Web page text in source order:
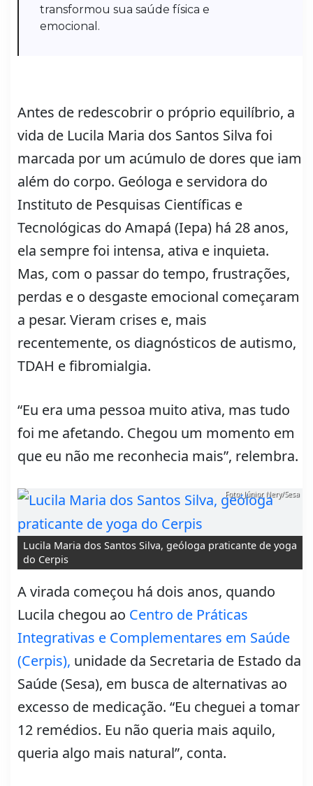
transformou sua saúde física e
emocional.
Antes de redescobrir o próprio equilíbrio, a
vida de Lucila Maria dos Santos Silva foi
marcada por um acúmulo de dores que iam
além do corpo. Geóloga e servidora do
Instituto de Pesquisas Científicas e
Tecnológicas do Amapá (Iepa) há 28 anos,
ela sempre foi intensa, ativa e inquieta.
Mas, com o passar do tempo, frustrações,
perdas e o desgaste emocional começaram
a pesar. Vieram crises e, mais
recentemente, os diagnósticos de autismo,
TDAH e fibromialgia.
“Eu era uma pessoa muito ativa, mas tudo
foi me afetando. Chegou um momento em
que eu não me reconhecia mais”, relembra.
Lucila Maria dos Santos Silva, geóloga praticante de yoga
do Cerpis
Foto: Júnior Nery/Sesa
A virada começou há dois anos, quando
Lucila chegou ao Centro de Práticas
Integrativas e Complementares em Saúde
(Cerpis), unidade da Secretaria de Estado da
Saúde (Sesa), em busca de alternativas ao
excesso de medicação. “Eu cheguei a tomar
12 remédios. Eu não queria mais aquilo,
queria algo mais natural”, conta.